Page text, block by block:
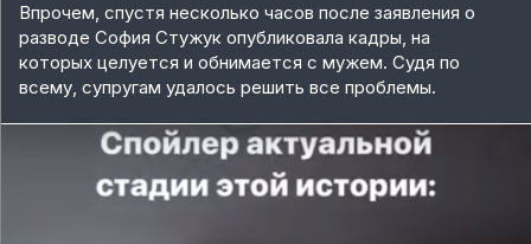
Впрочем, спустя несколько часов после заявления о
разводе София Стужук опубликовала кадры, на
которых целуется и обнимается с мужем. Судя по
всему, супругам удалось решить все проблемы.